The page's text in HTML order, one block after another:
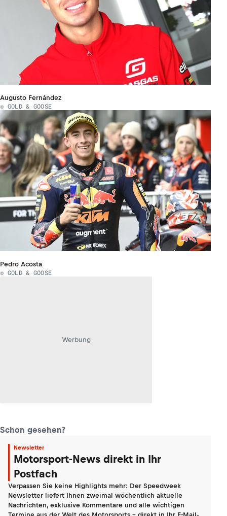
Augusto Fernández
© GOLD & GOOSE
Pedro Acosta
© GOLD & GOOSE
Werbung
Schon gesehen?
Newsletter
Motorsport-News direkt in Ihr
Postfach
Verpassen Sie keine Highlights mehr: Der Speedweek
Newsletter liefert Ihnen zweimal wöchentlich aktuelle
Nachrichten, exklusive Kommentare und alle wichtigen